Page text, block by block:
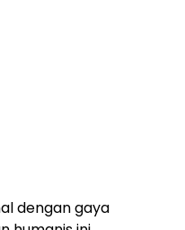
dengan gaya